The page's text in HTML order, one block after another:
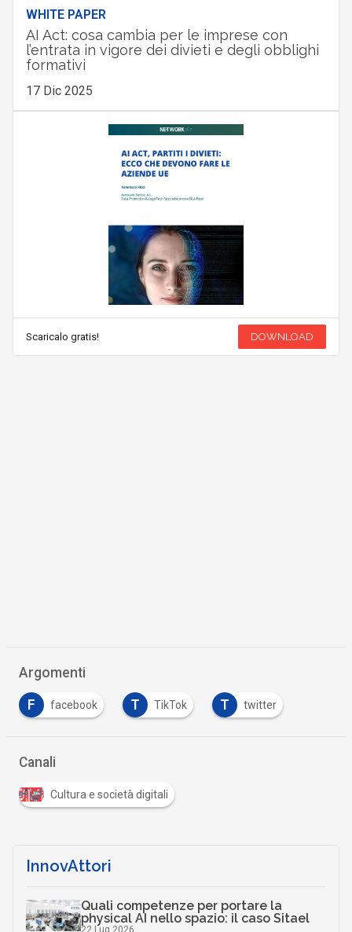
WHITE PAPER
AI Act: cosa cambia per le imprese con
l’entrata in vigore dei divieti e degli obblighi
formativi
17 Dic 2025
Scaricalo gratis! DOWNLOAD
Argomenti
F facebook T TikTok T twitter
Canali
Cultura e società digitali
InnovAttori
Quali competenze per portare la
physical AI nello spazio: il caso Sitael